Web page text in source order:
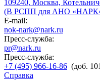
109240, Москва,
(В РСПП для АНО
E-mail:
nok-nark@nark.ru
Пресс-служба:
pr@nark.ru
Пресс-служба:
+7 (495) 966-16-86 (доб.
Справка